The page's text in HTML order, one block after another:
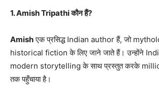
1. Amish Tripathi कौन हैं?
Amishएक प्रसिद्ध Indian author हैं, जो
historical fiction के लिए जाने जाते हैं। उन्होंने
modern storytelling के साथ प्रस्तुत करके
तक पहुँचाया है।